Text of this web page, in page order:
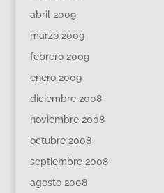
abril 2009
marzo 2009
febrero 2009
enero 2009
diciembre 2008
noviembre 2008
octubre 2008
septiembre 2008
agosto 2008